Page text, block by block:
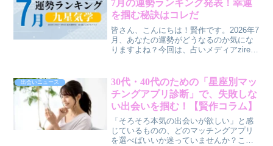
7月の運勢ランキング発表！幸運
を掴む秘訣はコレだ
皆さん、こんにちは！賢作です。2026年7
月、あなたの運勢がどうなるのか気にな
りますよね？今回は、占いメディアzired
それぞれの星が幸運を掴むためのヒント
を僕なりに解説していきます。日々の生
活でちょっとした変化を感じているあな
たも、ぜひ参考にしてみてくださいね。
出会いニュース
30代・40代のための「星座別マッ
チングアプリ診断」で、失敗しな
い出会いを掴む！【賢作コラム】
「そろそろ本気の出会いが欲しい」と感
じているものの、どのマッチングアプリ
を選べばいいか迷っていませんか？この